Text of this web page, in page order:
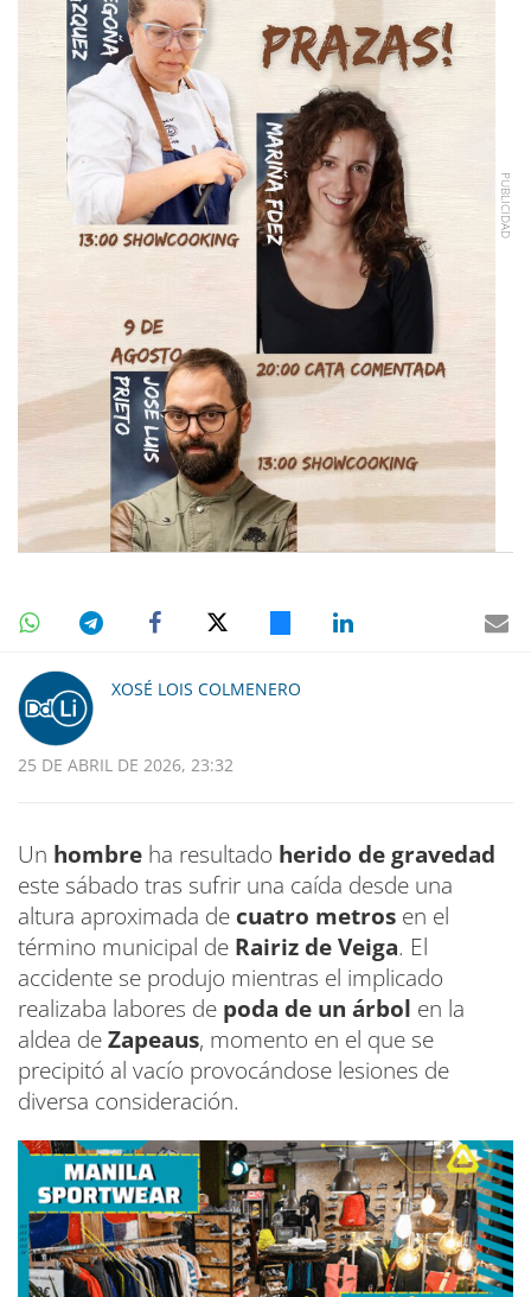
XOSÉ LOIS COLMENERO
25 DE ABRIL DE 2026, 23:32
Un hombre ha resultado herido de gravedad
este sábado tras sufrir una caída desde una
altura aproximada de cuatro metros en el
término municipal de Rairiz de Veiga. El
accidente se produjo mientras el implicado
realizaba labores de poda de un árbol en la
aldea deZapeaus, momento en el que se
precipitó al vacío provocándose lesiones de
diversa consideración.